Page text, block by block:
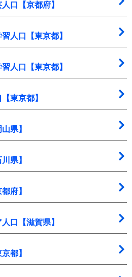
口【京都府】
人口【東京都】
人口【東京都】
東京都】
県】
県】
府】
口【滋賀県】
都】